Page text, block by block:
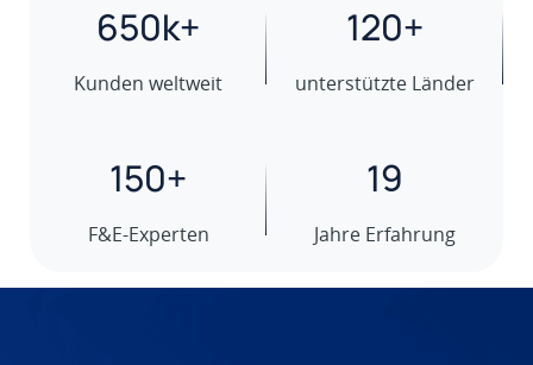
650k+
Kunden weltweit
120+
unterstützte Länder
150+
F&E-Experten
19
Jahre Erfahrung